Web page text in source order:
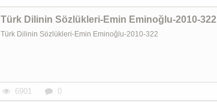
Türk Dilinin Sözlükleri-Emin Eminoğlu-2010-322
Türk Dilinin Sözlükleri-Emin Eminoğlu-2010-322
6901 0